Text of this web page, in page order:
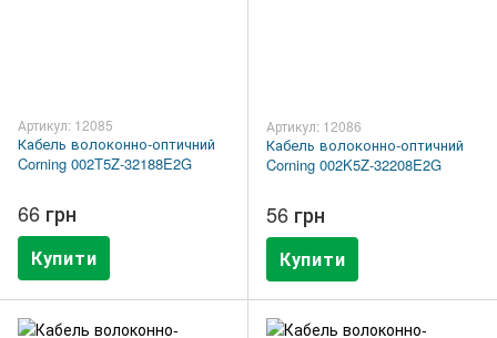
Артикул: 12085
Кабель волоконно-оптичний
Corning 002T5Z-32188E2G
66 грн
Купити
Артикул: 12086
Кабель волоконно-оптичний
Corning 002K5Z-32208E2G
56 грн
Купити